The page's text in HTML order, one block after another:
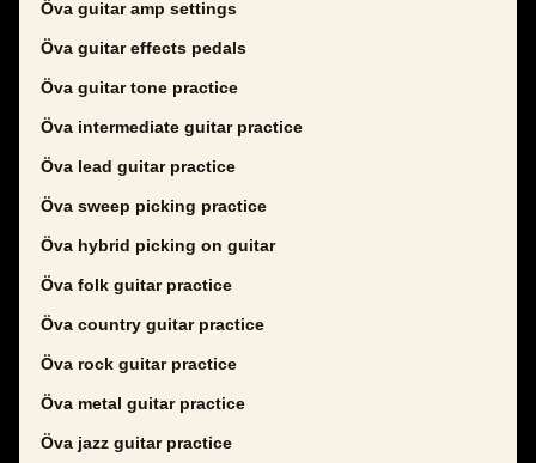
Öva guitar amp settings
Öva guitar effects pedals
Öva guitar tone practice
Öva intermediate guitar practice
Öva lead guitar practice
Öva sweep picking practice
Öva hybrid picking on guitar
Öva folk guitar practice
Öva country guitar practice
Öva rock guitar practice
Öva metal guitar practice
Öva jazz guitar practice